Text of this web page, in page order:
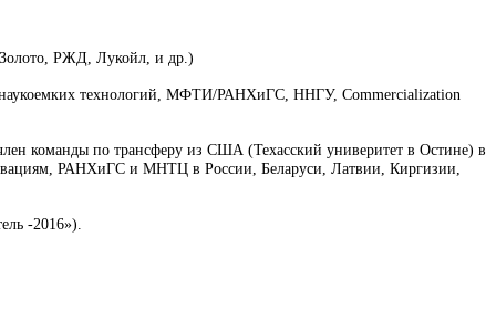
Золото, РЖД, Лукойл, и др.)
наукоемких технологий, МФТИ/РАНХиГС, ННГУ, Commercialization
команды по трансферу из США (Техасский универитет в Остине) в
РАНХиГС и МНТЦ в России, Беларуси, Латвии, Киргизии,
-2016»).